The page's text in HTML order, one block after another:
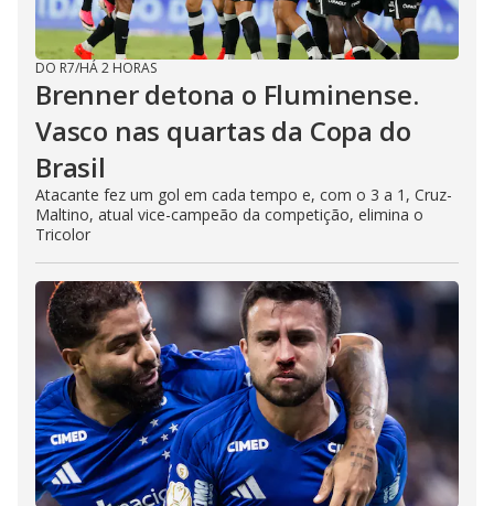
DO R7/HÁ 2 HORAS
Brenner detona o Fluminense.
Vasco nas quartas da Copa do
Brasil
Atacante fez um gol em cada tempo e, com o 3 a 1, Cruz-
Maltino, atual vice-campeão da competição, elimina o
Tricolor